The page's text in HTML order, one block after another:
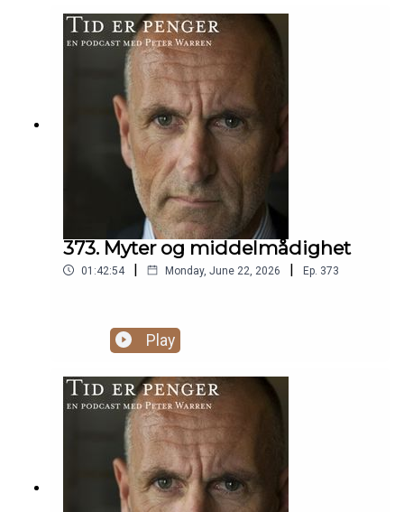
to deler.
373. Myter og middelmådighet
01:42:54 | Monday, June 22, 2026 | Ep. 373
Play